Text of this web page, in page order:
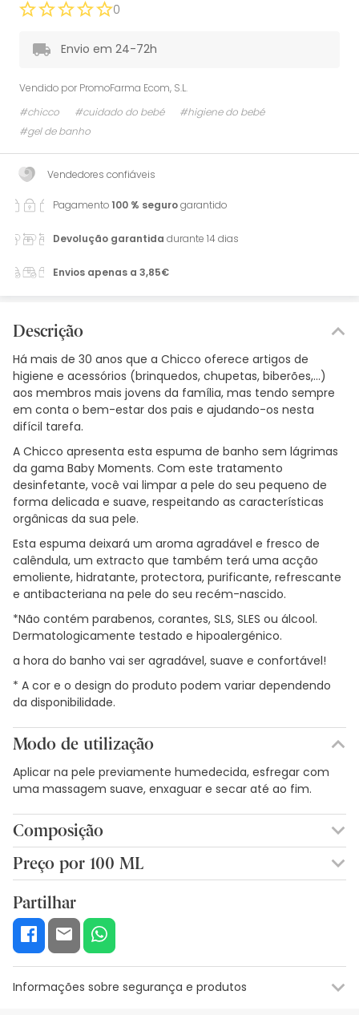
0
Envio em 24-72h
Vendido por PromoFarma Ecom, S.L.
#chicco
#cuidado do bebé
#higiene do bebé
#gel de banho
Vendedores confiáveis
Pagamento100 % segurogarantido
Devolução garantida durante 14 dias
Envios apenas a 3,85€
Descrição
Há mais de 30 anos que a Chicco oferece artigos de
higiene e acessórios (brinquedos, chupetas, biberões,...)
aos membros mais jovens da família, mas tendo sempre
em conta o bem-estar dos pais e ajudando-os nesta
difícil tarefa.
A Chicco apresenta esta espuma de banho sem lágrimas
da gama Baby Moments. Com este tratamento
desinfetante, você vai limpar a pele do seu pequeno de
forma delicada e suave, respeitando as características
orgânicas da sua pele.
Esta espuma deixará um aroma agradável e fresco de
calêndula, um extracto que também terá uma acção
emoliente, hidratante, protectora, purificante, refrescante
e antibacteriana na pele do seu recém-nascido.
*Não contém parabenos, corantes, SLS, SLES ou álcool.
Dermatologicamente testado e hipoalergénico.
a hora do banho vai ser agradável, suave e confortável!
* A cor e o design do produto podem variar dependendo
da disponibilidade.
Modo de utilização
Aplicar na pele previamente humedecida, esfregar com
uma massagem suave, enxaguar e secar até ao fim.
Composição
AQUA. COCAMIDOPROPIL BETAÍNA. SULFOSUCCINATO DE
LAURETH DISSÓDICO. O QUE É QUE SE PASSA? CACAUATO DE
HIDROGENADO. CALENDULA OFFICINALIS EXTRACT. PARFUM.
GLUCÓSIDO DE DECILO. FENOXIETANOL. LAURETH-2. ÁCIDO
LÁCTICO. EDTA DISODIUM. OLEATO DE GLICERILO. COCO-
GLUCÓSIDO. BHT.
Preço por 100 ML
Partilhar
Informações sobre segurança e produtos